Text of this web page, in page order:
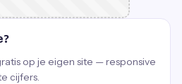
op je eigen site — responsive
cijfers.